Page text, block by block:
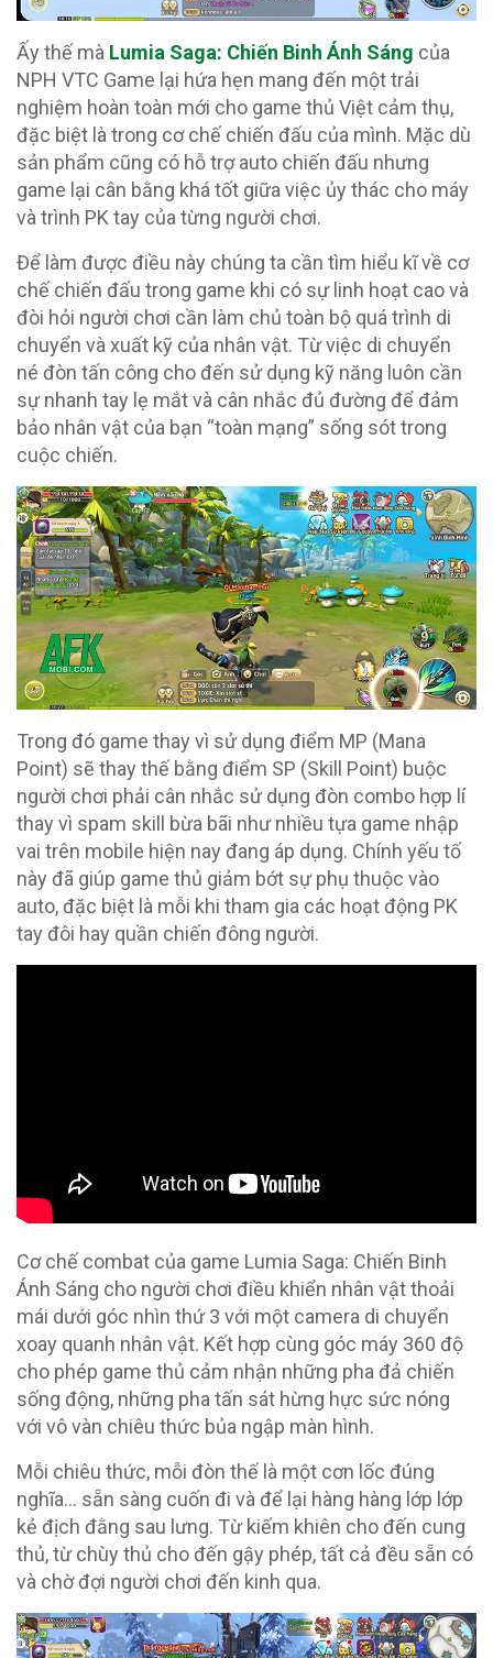
Ấy thế mà Lumia Saga: Chiến Binh Ánh Sáng của
NPH VTC Game lại hứa hẹn mang đến một trải
nghiệm hoàn toàn mới cho game thủ Việt cảm thụ,
đặc biệt là trong cơ chế chiến đấu của mình. Mặc dù
sản phẩm cũng có hỗ trợ auto chiến đấu nhưng
game lại cân bằng khá tốt giữa việc ủy thác cho máy
và trình PK tay của từng người chơi.
Để làm được điều này chúng ta cần tìm hiểu kĩ về cơ
chế chiến đấu trong game khi có sự linh hoạt cao và
đòi hỏi người chơi cần làm chủ toàn bộ quá trình di
chuyển và xuất kỹ của nhân vật. Từ việc di chuyển
né đòn tấn công cho đến sử dụng kỹ năng luôn cần
sự nhanh tay lẹ mắt và cân nhắc đủ đường để đảm
bảo nhân vật của bạn “toàn mạng” sống sót trong
cuộc chiến.
Trong đó game thay vì sử dụng điểm MP (Mana
Point) sẽ thay thế bằng điểm SP (Skill Point) buộc
người chơi phải cân nhắc sử dụng đòn combo hợp lí
thay vì spam skill bừa bãi như nhiều tựa game nhập
vai trên mobile hiện nay đang áp dụng. Chính yếu tố
này đã giúp game thủ giảm bớt sự phụ thuộc vào
auto, đặc biệt là mỗi khi tham gia các hoạt động PK
tay đôi hay quần chiến đông người.
Cơ chế combat của game Lumia Saga: Chiến Binh
Ánh Sáng cho người chơi điều khiển nhân vật thoải
mái dưới góc nhìn thứ 3 với một camera di chuyển
xoay quanh nhân vật. Kết hợp cùng góc máy 360 độ
cho phép game thủ cảm nhận những pha đả chiến
sống động, những pha tấn sát hừng hực sức nóng
với vô vàn chiêu thức bủa ngập màn hình.
Mỗi chiêu thức, mỗi đòn thế là một cơn lốc đúng
nghĩa… sẵn sàng cuốn đi và để lại hàng hàng lớp lớp
kẻ địch đằng sau lưng. Từ kiếm khiên cho đến cung
thủ, từ chùy thủ cho đến gậy phép, tất cả đều sẵn có
và chờ đợi người chơi đến kinh qua.